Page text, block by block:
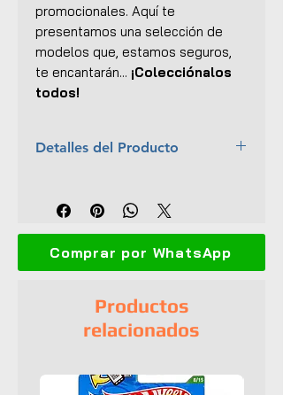
promocionales. Aquí te
presentamos una selección de
modelos que, estamos seguros,
te encantarán... ¡Colecciónalos
todos!
Detalles del Producto
Material:
Metal con ciertas
partes plásticas
Dimensiones (L x An x
Al):16.5 x 7 x 5.3 cm
Abre puertas y capó
Dirección funcional
Comprar por WhatsApp
Productos
relacionados